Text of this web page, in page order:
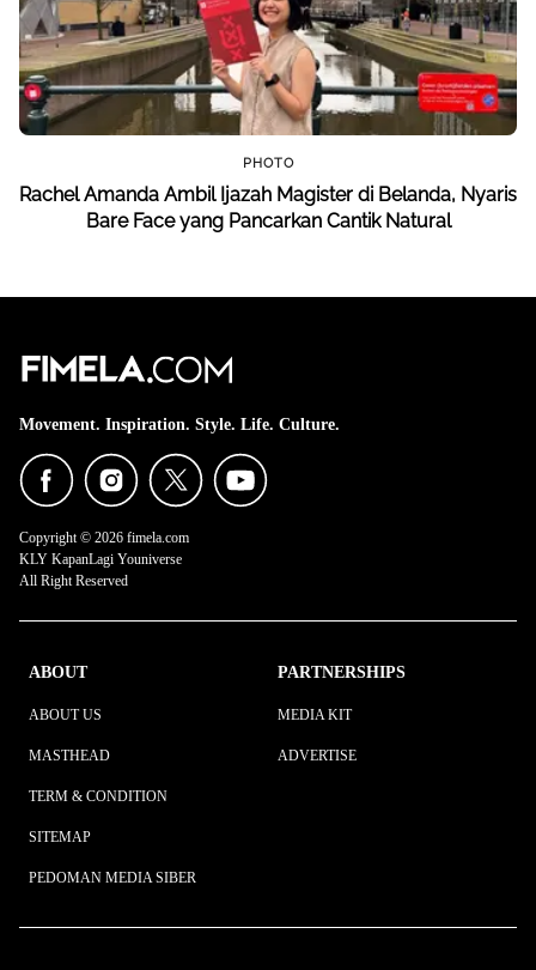
PHOTO
Rachel Amanda Ambil Ijazah Magister di Belanda, Nyaris
Bare Face yang Pancarkan Cantik Natural
Movement. Inspiration. Style. Life. Culture.
Copyright © 2026 fimela.com
KLY KapanLagi Youniverse
All Right Reserved
ABOUT
ABOUT US
MASTHEAD
TERM & CONDITION
SITEMAP
PEDOMAN MEDIA SIBER
PARTNERSHIPS
MEDIA KIT
ADVERTISE